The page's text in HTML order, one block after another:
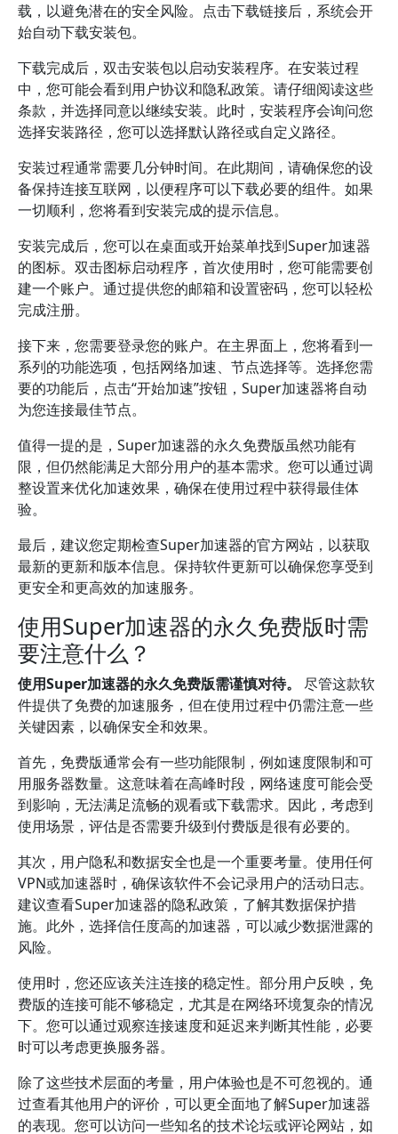
载，以避免潜在的安全风险。点击下载链接后，系统会开
始自动下载安装包。
下载完成后，双击安装包以启动安装程序。在安装过程
中，您可能会看到用户协议和隐私政策。请仔细阅读这些
条款，并选择同意以继续安装。此时，安装程序会询问您
选择安装路径，您可以选择默认路径或自定义路径。
安装过程通常需要几分钟时间。在此期间，请确保您的设
备保持连接互联网，以便程序可以下载必要的组件。如果
一切顺利，您将看到安装完成的提示信息。
安装完成后，您可以在桌面或开始菜单找到Super加速器
的图标。双击图标启动程序，首次使用时，您可能需要创
建一个账户。通过提供您的邮箱和设置密码，您可以轻松
完成注册。
接下来，您需要登录您的账户。在主界面上，您将看到一
系列的功能选项，包括网络加速、节点选择等。选择您需
要的功能后，点击“开始加速”按钮，Super加速器将自动
为您连接最佳节点。
值得一提的是，Super加速器的永久免费版虽然功能有
限，但仍然能满足大部分用户的基本需求。您可以通过调
整设置来优化加速效果，确保在使用过程中获得最佳体
验。
最后，建议您定期检查Super加速器的官方网站，以获取
最新的更新和版本信息。保持软件更新可以确保您享受到
更安全和更高效的加速服务。
使用Super加速器的永久免费版时需
要注意什么？
使用Super加速器的永久免费版需谨慎对待。
尽管这款软
件提供了免费的加速服务，但在使用过程中仍需注意一些
关键因素，以确保安全和效果。
首先，免费版通常会有一些功能限制，例如速度限制和可
用服务器数量。这意味着在高峰时段，网络速度可能会受
到影响，无法满足流畅的观看或下载需求。因此，考虑到
使用场景，评估是否需要升级到付费版是很有必要的。
其次，用户隐私和数据安全也是一个重要考量。使用任何
VPN或加速器时，确保该软件不会记录用户的活动日志。
建议查看Super加速器的隐私政策，了解其数据保护措
施。此外，选择信任度高的加速器，可以减少数据泄露的
风险。
使用时，您还应该关注连接的稳定性。部分用户反映，免
费版的连接可能不够稳定，尤其是在网络环境复杂的情况
下。您可以通过观察连接速度和延迟来判断其性能，必要
时可以考虑更换服务器。
除了这些技术层面的考量，用户体验也是不可忽视的。通
过查看其他用户的评价，可以更全面地了解Super加速器
的表现。您可以访问一些知名的技术论坛或评论网站，如